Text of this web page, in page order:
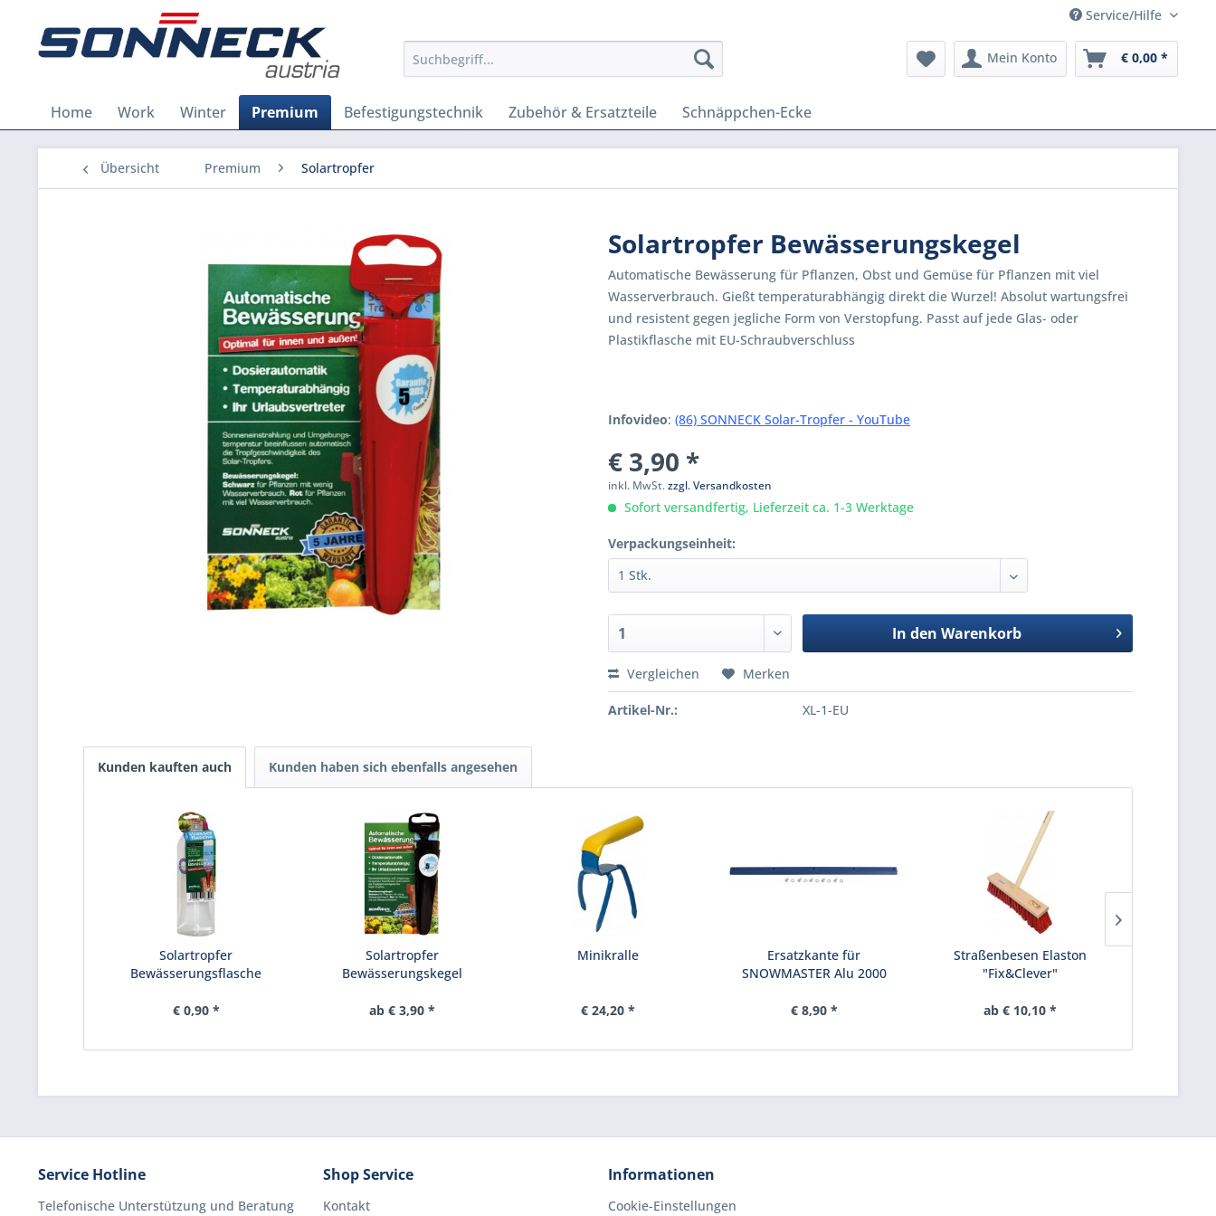
Service/Hilfe
Mein Konto € 0,00 *
Home Work Winter Premium Befestigungstechnik Zubehör & Ersatzteile Schnäppchen-Ecke
Übersicht Premium Solartropfer
Solartropfer Bewässerungskegel
Automatische Bewässerung für Pflanzen, Obst und Gemüse für Pflanzen mit viel
Wasserverbrauch. Gießt temperaturabhängig direkt die Wurzel! Absolut wartungsfrei
und resistent gegen jegliche Form von Verstopfung. Passt auf jede Glas- oder
Plastikflasche mit EU-Schraubverschluss
Infovideo: (86) SONNECK Solar-Tropfer - YouTube
€ 3,90 *
inkl. MwSt.zzgl. Versandkosten
Sofort versandfertig, Lieferzeit ca. 1-3 Werktage
Verpackungseinheit:
In den Warenkorb
Vergleichen Merken
Artikel-Nr.: XL-1-EU
Kunden kauften auch Kunden haben sich ebenfalls angesehen
Solartropfer
Bewässerungsflasche
€ 0,90 *
Solartropfer
Bewässerungskegel
ab € 3,90 *
Minikralle
€ 24,20 *
Ersatzkante für
SNOWMASTER Alu 2000
€ 8,90 *
Straßenbesen Elaston
"Fix&Clever"
ab € 10,10 *
Service Hotline
Telefonische Unterstützung und Beratung
Shop Service
Kontakt
Informationen
Cookie-Einstellungen